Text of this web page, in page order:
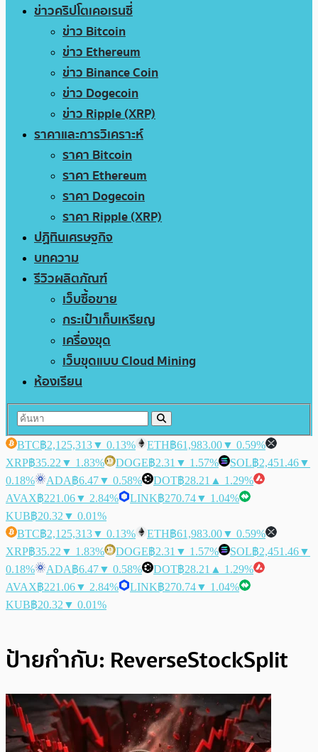
ข่าวคริปโตเคอเรนซี่
ข่าว Bitcoin
ข่าว Ethereum
ข่าว Binance Coin
ข่าว Dogecoin
ข่าว Ripple (XRP)
ราคาและการวิเคราะห์
ราคา Bitcoin
ราคา Ethereum
ราคา Dogecoin
ราคา Ripple (XRP)
ปฏิทินเศรษฐกิจ
บทความ
รีวิวผลิตภัณฑ์
เว็บซื้อขาย
กระเป๋าเก็บเหรียญ
เครื่องขุด
เว็บขุดแบบ Cloud Mining
ห้องเรียน
BTC฿2,125,313▼ 0.13% ETH฿61,983.00▼ 0.59%
XRP฿35.22 ▼ 1.83% DOGE฿2.31 ▼ 1.57% SOL฿2,451.46▼
0.18%
ADA฿6.47▼ 0.58% DOT฿28.21 ▲ 1.29%
AVAX฿221.06▼ 2.84% LINK฿270.74▼ 1.04%
KUB฿20.32 ▼ 0.01%
BTC฿2,125,313▼ 0.13% ETH฿61,983.00▼ 0.59%
XRP฿35.22 ▼ 1.83% DOGE฿2.31 ▼ 1.57% SOL฿2,451.46▼
0.18%
ADA฿6.47▼ 0.58% DOT฿28.21 ▲ 1.29%
AVAX฿221.06▼ 2.84% LINK฿270.74▼ 1.04%
KUB฿20.32 ▼ 0.01%
ป้ายกำกับ: ReverseStockSplit